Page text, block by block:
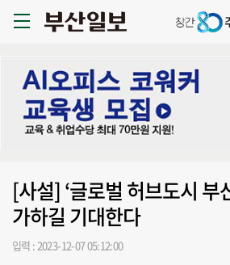
[사설] ‘글로벌 허브도시 부
가하길 기대한다
입력 : 2023-12-07 05:12:00